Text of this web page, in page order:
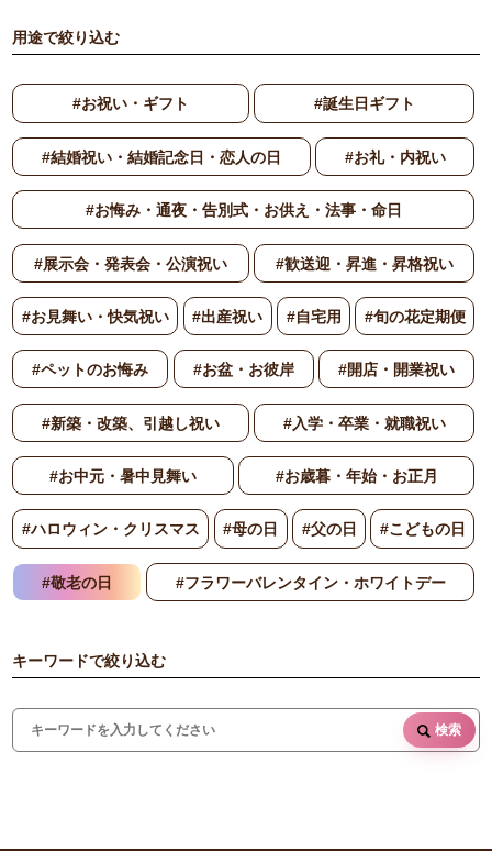
用途で絞り込む
#お祝い・ギフト #誕生日ギフト
#結婚祝い・結婚記念日・恋人の日 #お礼・内祝い
#お悔み・通夜・告別式・お供え・法事・命日
#展示会・発表会・公演祝い #歓送迎・昇進・昇格祝い
#お見舞い・快気祝い #出産祝い #自宅用 #旬の花定期便
#ペットのお悔み #お盆・お彼岸 #開店・開業祝い
#新築・改築、引越し祝い #入学・卒業・就職祝い
#お中元・暑中見舞い #お歳暮・年始・お正月
#ハロウィン・クリスマス #母の日 #父の日 #こどもの日
#敬老の日 #フラワーバレンタイン・ホワイトデー
キーワードで絞り込む
検索